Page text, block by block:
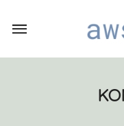
innholdet